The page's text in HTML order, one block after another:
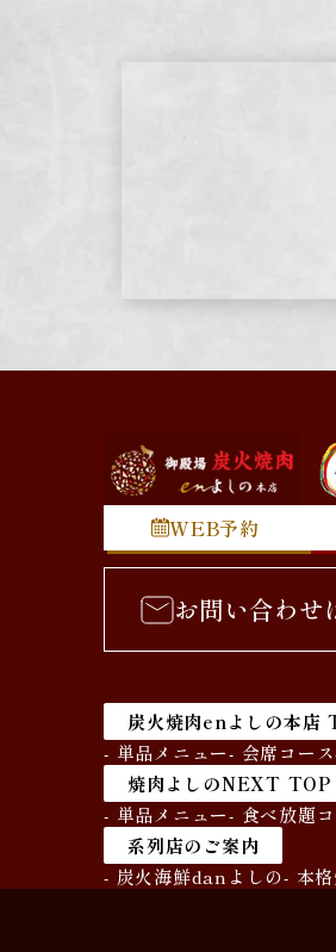
WEB予約
お問い合わせ
炭火焼肉enよしの本店
- 単品メニュー- 会席コース
焼肉よしのNEXT TOP
- 単品メニュー- 食べ放題
系列店のご案内
- 炭火海鮮danよしの- 本